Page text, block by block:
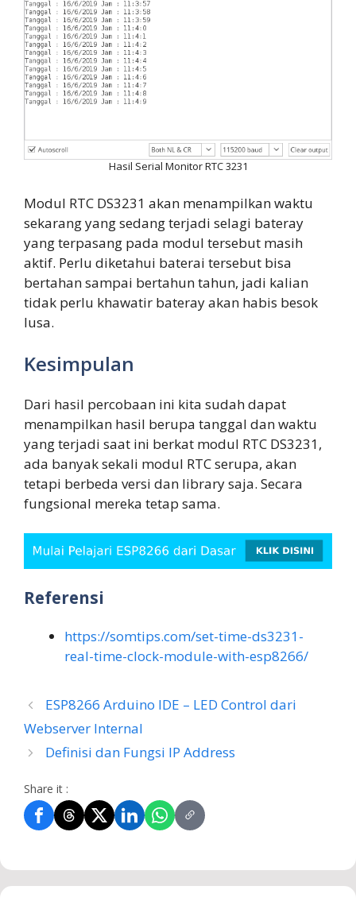
Hasil Serial Monitor RTC 3231
Modul RTC DS3231 akan menampilkan waktu
sekarang yang sedang terjadi selagi bateray
yang terpasang pada modul tersebut masih
aktif. Perlu diketahui baterai tersebut bisa
bertahan sampai bertahun tahun, jadi kalian
tidak perlu khawatir bateray akan habis besok
lusa.
Kesimpulan
Dari hasil percobaan ini kita sudah dapat
menampilkan hasil berupa tanggal dan waktu
yang terjadi saat ini berkat modul RTC DS3231,
ada banyak sekali modul RTC serupa, akan
tetapi berbeda versi dan library saja. Secara
fungsional mereka tetap sama.
Referensi
https://somtips.com/set-time-ds3231-
real-time-clock-module-with-esp8266/
ESP8266 Arduino IDE – LED Control dari
Webserver Internal
Definisi dan Fungsi IP Address
Share it :